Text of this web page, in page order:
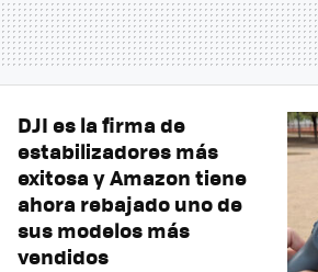
DJI es la firma de
estabilizadores más
exitosa y Amazon tiene
ahora rebajado uno de
sus modelos más
vendidos